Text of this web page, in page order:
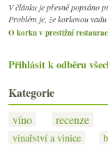
V článku je přesně popsáno
Problém je, že korkovou
O korku v prestižní
Přihlásit k odběru
Kategorie
víno recenze
vinařství a vinice